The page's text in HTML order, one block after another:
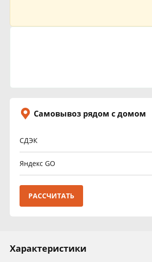
Самовывоз рядом с домом
СДЭК
Яндекс GO
РАССЧИТАТЬ
Характеристики